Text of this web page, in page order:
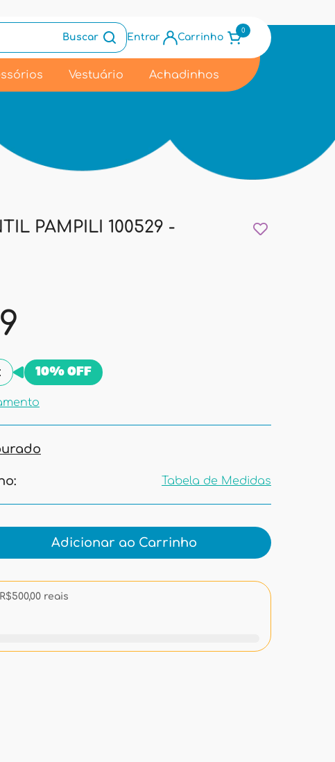
Buscar Entrar Carrinho
0
Vestuário Achadinhos
PAMPILI 100529 -
10% OFF
Tabela de Medidas
Medidas
Adicionar ao Carrinho
reais